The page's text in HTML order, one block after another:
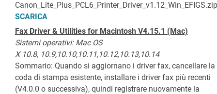
Canon_Lite_Plus_PCL6_Printer_Driver_v1.12_Win_EFIGS.zip
SCARICA
Fax Driver & Utilities for Macintosh V4.15.1 (Mac)
Sistemi operativi: Mac OS
X 10.8, 10.9,10.10,10.11,10.12,10.13,10.14
Sommario: Quando si aggiornano i driver fax, cancellare la
coda di stampa esistente, installare i driver fax più recenti
(V4.0.0 o successiva), quindi registrare nuovamente la